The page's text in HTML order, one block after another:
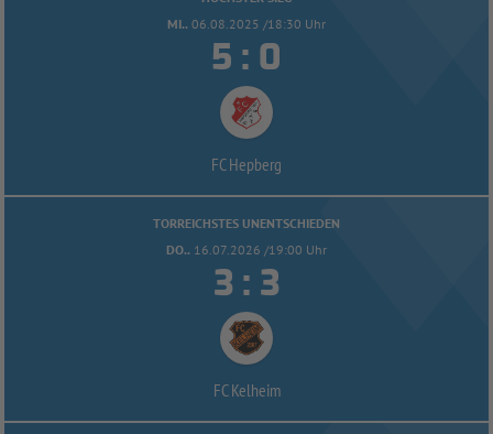
MI.. 06.08.2025 /18:30 Uhr
 : 
FC Hepberg
TORREICHSTES UNENTSCHIEDEN
DO.. 16.07.2026 /19:00 Uhr
 : 
FC Kelheim